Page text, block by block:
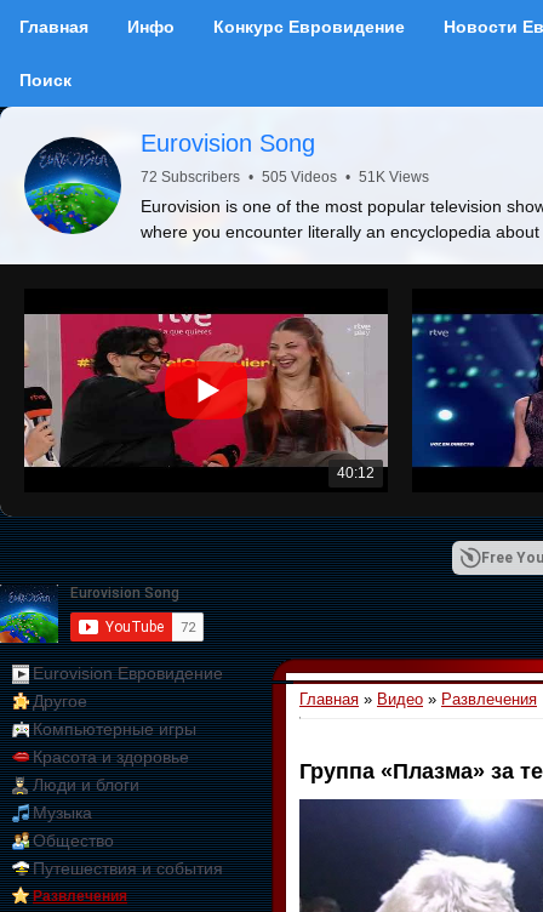
Главная Инфо Конкурс Евровидение Новости
Поиск
Eurovision Song
72 Subscribers • 505 Videos • 51K Views
Eurovision is one of the most popular television
where you encounter literally an encyclopedia
40:12
Free
Eurovision Евровидение
Другое
Компьютерные игры
Красота и здоровье
Люди и блоги
Музыка
Общество
Путешествия и события
Развлечения
Главная » Видео » Развлечения
Группа «Плазма» за